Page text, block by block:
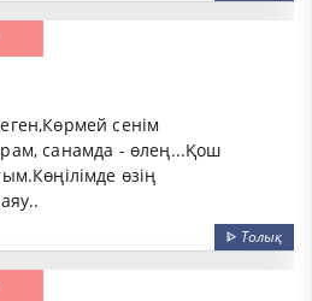
сенім
санамда - өлең...Қош
өзің
ᐈ Толық